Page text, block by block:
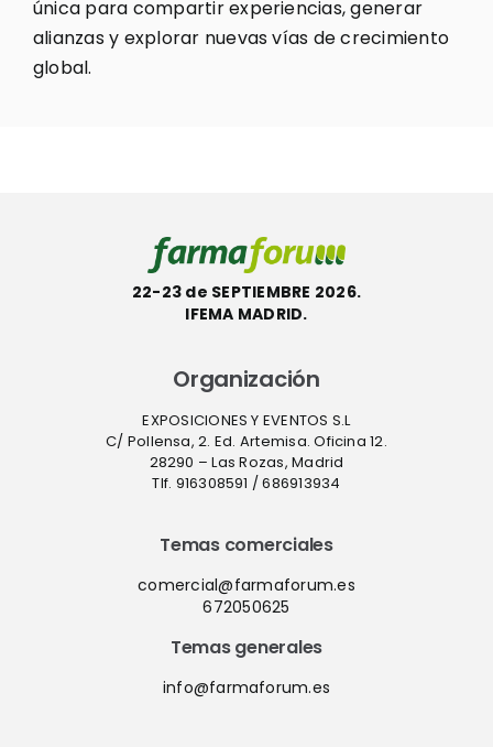
única para compartir experiencias, generar
alianzas y explorar nuevas vías de crecimiento
global.
22-23 de SEPTIEMBRE 2026.
IFEMA MADRID.
Organización
EXPOSICIONES Y EVENTOS S.L
C/ Pollensa, 2. Ed. Artemisa. Oficina 12.
28290 – Las Rozas, Madrid
Tlf. 916308591 / 686913934
Temas comerciales
comercial@farmaforum.es
672050625
Temas generales
info@farmaforum.es